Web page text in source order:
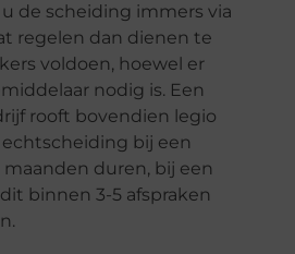
de scheiding immers via
regelen dan dienen te
voldoen, hoewel er
nodig is. Een
rooft bovendien legio
bij een
duren, bij een
binnen 3-5 afspraken